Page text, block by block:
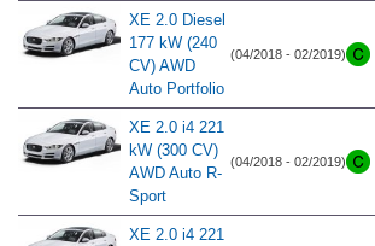
XE 2.0 Diesel
177 kW (240
CV) AWD
Auto Portfolio
(04/2018 - 02/2019)
XE 2.0 i4 221
kW (300 CV)
AWD Auto R-
Sport
(04/2018 - 02/2019)
XE 2.0 i4 221